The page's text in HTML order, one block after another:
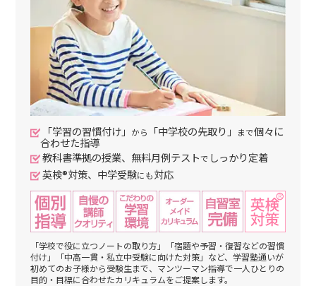
「学習の習慣付け」 から 「中学校の先取り」 まで個々に
合わせた指導
教科書準拠の授業、無料月例テストで しっかり定着
英検®対策、中学受験にも対応
「学校で役に立つノートの取り方」「宿題や予習・復習などの習慣
付け」「中高一貫・私立中受験に向けた対策」など、学習塾通いが
初めてのお子様から受験生まで、マンツーマン指導で一人ひとりの
目的・目標に合わせたカリキュラムをご提案します。